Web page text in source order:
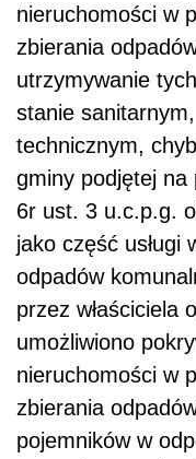
nieruchomości w
zbierania
utrzymywanie
stanie
technicznym,
gminy podjętej na
6r ust. 3 u.c.p.g.
jako część usługi
odpadów
przez właściciela
umożliwiono
nieruchomości w
zbierania
pojemników w